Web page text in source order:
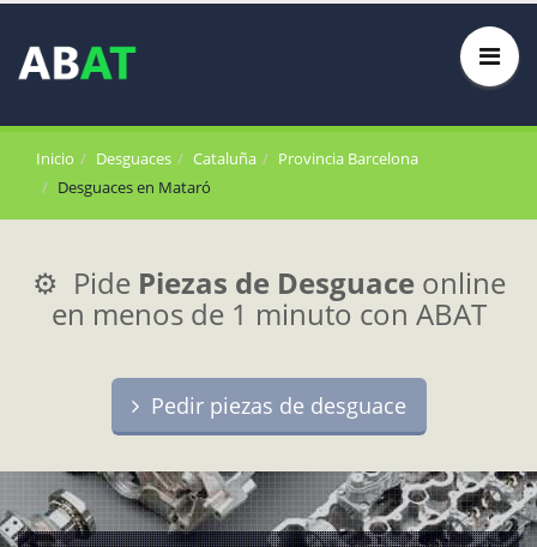
Inicio Desguaces Cataluña
Provincia Barcelona
Desguaces en Mataró
⚙️ Pide Piezas de Desguace online
en menos de 1 minuto con ABAT
Pedir piezas de desguace